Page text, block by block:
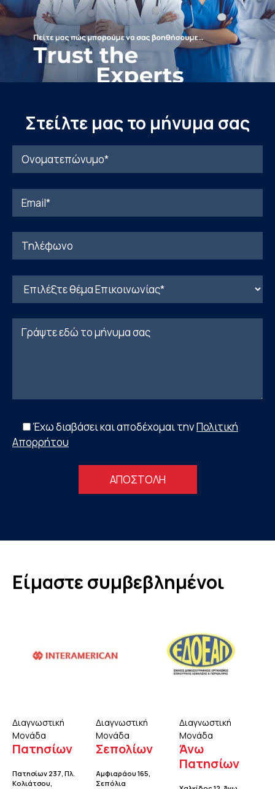
Στείλτε μας το μήνυμα σας
Έχω διαβάσει και αποδέχομαι τηνΠολιτική
Απορρήτου
Είμαστε συμβεβλημένοι
Διαγνωστική
Μονάδα
Πατησίων
Πατησίων 237, Πλ.
Κολιάτσου
Διαγνωστική
Μονάδα
Σεπολίων
Αμφιαράου 165,
Σεπόλια
Διαγνωστική
Μονάδα
Άνω
Πατησίων